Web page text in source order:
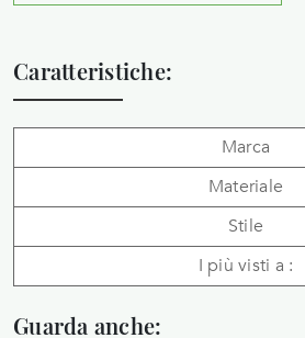
Caratteristiche:
Marca
Materiale
Stile
I più visti a :
Guarda anche: